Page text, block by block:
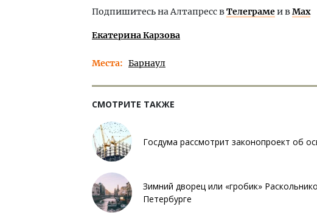
Подпишитесь на Алтапресс вТелеграмеи вMax
Екатерина Карзова
Места Барнаул
СМОТРИТЕ ТАКЖЕ
Госдума рассмотрит законопроект об
Зимний дворец или «гробик»
Петербурге